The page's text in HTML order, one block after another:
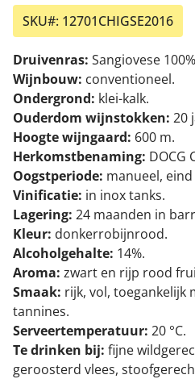
SKU#: 12701CHIGSE2016
Druivenras: Sangiovese
Wijnbouw: conventioneel.
Ondergrond: klei-kalk.
Ouderdom wijnstokken: 20
Hoogte wijngaard: 600 m.
Herkomstbenaming: DOCG
Oogstperiode: manueel,
Vinificatie: in inox tanks.
Lagering: 24 maanden in
Kleur: donkerrobijnrood.
Alcoholgehalte: 14%.
Aroma: zwart en rijp rood
Smaak: rijk, vol, toegankelijk
tannines.
Serveertemperatuur: 20 °C.
Te drinken bij: fijne
geroosterd vlees,